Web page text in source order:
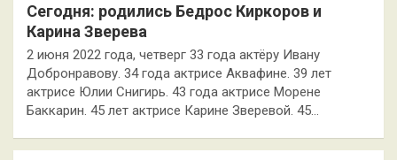
Сегодня: родились Бедрос Киркоров и
Карина Зверева
2 июня 2022 года, четверг 33 года актёру Ивану
Добронравову. 34 года актрисе Аквафине. 39 лет
актрисе Юлии Снигирь. 43 года актрисе Морене
Баккарин. 45 лет актрисе Карине Зверевой. 45…